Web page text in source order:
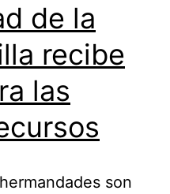
de la
recibe
las
son